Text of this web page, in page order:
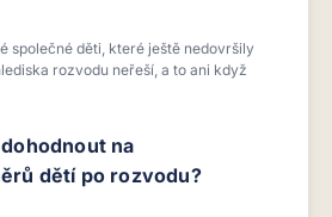
společné děti, které ještě nedovršily
rozvodu neřeší, a to ani když
na
dětí po rozvodu?